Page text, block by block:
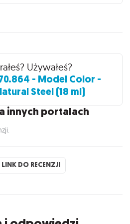
Używałeś?
- Model Color -
Steel (18 ml)
innych portalach
DO RECENZJI